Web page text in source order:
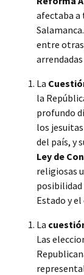
afectaba a
entre
La
la
profundo
los
del país, y
Ley de
religiosas
posibilidad
Estado y
La
Las